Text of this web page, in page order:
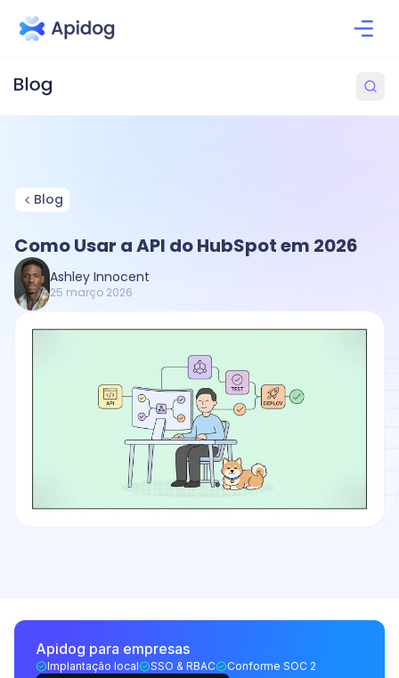
Blog
Como Usar a API do HubSpot em 2026
Ashley Innocent
25 março 2026
Apidog para empresas
Implantação local SSO & RBAC Conforme SOC 2